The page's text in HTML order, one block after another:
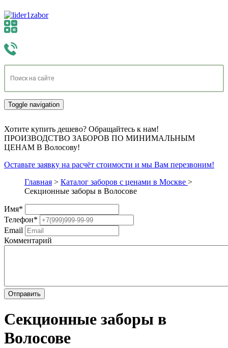
Toggle navigation
Хотите купить дешево? Обращайтесь к нам!
ПРОИЗВОДСТВО ЗАБОРОВ ПО МИНИМАЛЬНЫМ
ЦЕНАМ В Волосову!
Оставьте заявку на расчёт стоимости и мы Вам перезвоним!
Главная > Каталог заборов с ценами в Москве >
Секционные заборы в Волосове
Имя*
Телефон*
Email
Комментарий
Секционные заборы в
Волосове